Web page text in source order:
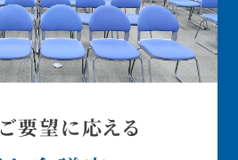
要望に応える